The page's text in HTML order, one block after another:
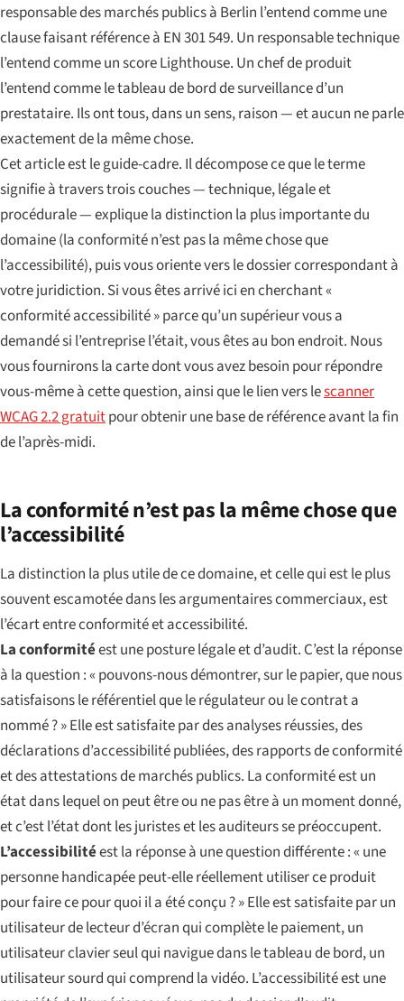
responsable des marchés publics à Berlin l’entend comme une
clause faisant référence à EN 301 549. Un responsable technique
l’entend comme un score Lighthouse. Un chef de produit
l’entend comme le tableau de bord de surveillance d’un
prestataire. Ils ont tous, dans un sens, raison — et aucun ne parle
exactement de la même chose.
Cet article est le guide-cadre. Il décompose ce que le terme
signifie à travers trois couches — technique, légale et
procédurale — explique la distinction la plus importante du
domaine (la conformité n’est pas la même chose que
l’accessibilité), puis vous oriente vers le dossier correspondant à
votre juridiction. Si vous êtes arrivé ici en cherchant «
conformité accessibilité » parce qu’un supérieur vous a
demandé si l’entreprise l’était, vous êtes au bon endroit. Nous
vous fournirons la carte dont vous avez besoin pour répondre
vous-même à cette question, ainsi que le lien vers lescanner
WCAG 2.2 gratuitpour obtenir une base de référence avant la fin
de l’après-midi.
La conformité n’est pas la même chose que
l’accessibilité
La distinction la plus utile de ce domaine, et celle qui est le plus
souvent escamotée dans les argumentaires commerciaux, est
l’écart entre conformité et accessibilité.
La conformitéest une posture légale et d’audit. C’est la réponse
à la question : « pouvons-nous démontrer, sur le papier, que nous
satisfaisons le référentiel que le régulateur ou le contrat a
nommé ? » Elle est satisfaite par des analyses réussies, des
déclarations d’accessibilité publiées, des rapports de conformité
et des attestations de marchés publics. La conformité est un
état dans lequel on peut être ou ne pas être à un moment donné,
et c’est l’état dont les juristes et les auditeurs se préoccupent.
L’accessibilitéest la réponse à une question différente : « une
personne handicapée peut-elle réellement utiliser ce produit
pour faire ce pour quoi il a été conçu ? » Elle est satisfaite par un
utilisateur de lecteur d’écran qui complète le paiement, un
utilisateur clavier seul qui navigue dans le tableau de bord, un
utilisateur sourd qui comprend la vidéo. L’accessibilité est une